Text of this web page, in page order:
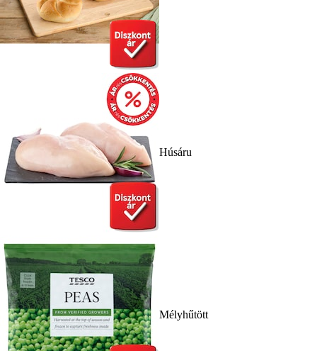
Húsáru
Mélyhűtött